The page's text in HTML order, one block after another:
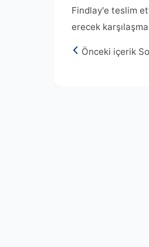
Findlay'e teslim
erecek
Önceki içerik